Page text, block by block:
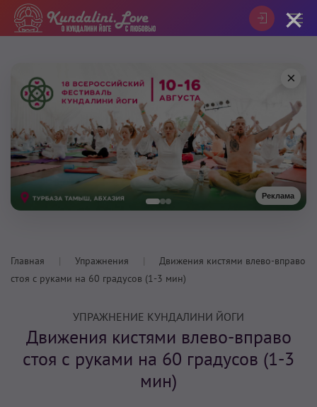
Реклама
×
Главная Упражнения
Движения кистями влево-вправо
стоя с руками на 60 градусов (1-3 мин)
УПРАЖНЕНИЕ КУНДАЛИНИ ЙОГИ
Движения кистями влево-вправо
стоя с руками на 60 градусов (1-3
мин)
×